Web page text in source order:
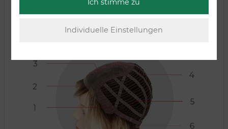
Verarbeitungsart: